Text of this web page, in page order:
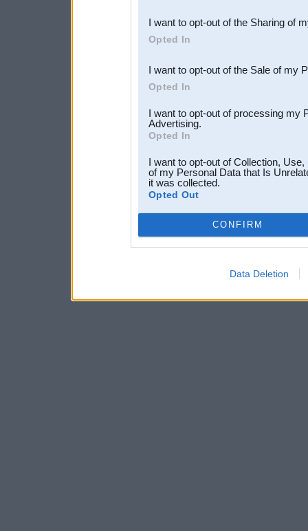
Downstream Participants
third parties.
I want to opt-out of the Sharing of
Opted In
I want to opt-out of the Sale of my
Opted In
I want to opt-out of processing my
Advertising.
Opted In
I want to opt-out of Collection,
of my Personal Data that Is
it was collected.
Opted Out
CONFIRM
Data Deletion